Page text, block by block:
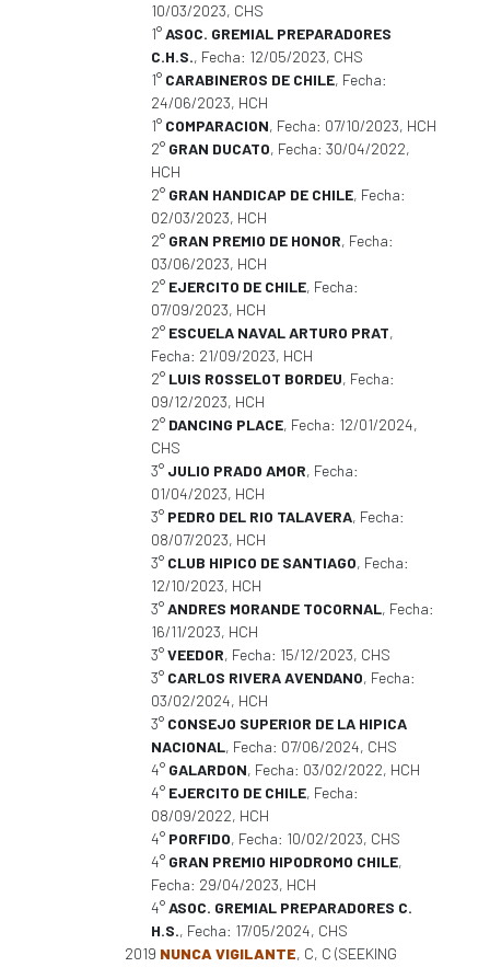
10/03/2023, CHS
1°ASOC. GREMIAL PREPARADORES
C.H.S., Fecha: 12/05/2023, CHS
1° CARABINEROS DE CHILE, Fecha:
24/06/2023, HCH
1° COMPARACION, Fecha: 07/10/2023, HCH
2° GRAN DUCATO, Fecha: 30/04/2022,
HCH
2° GRAN HANDICAP DE CHILE, Fecha:
02/03/2023, HCH
2° GRAN PREMIO DE HONOR, Fecha:
03/06/2023, HCH
2° EJERCITO DE CHILE, Fecha:
07/09/2023, HCH
2° ESCUELA NAVAL ARTURO PRAT,
Fecha: 21/09/2023, HCH
2° LUIS ROSSELOT BORDEU, Fecha:
09/12/2023, HCH
2° DANCING PLACE, Fecha: 12/01/2024,
CHS
3° JULIO PRADO AMOR, Fecha:
01/04/2023, HCH
3° PEDRO DEL RIO TALAVERA, Fecha:
08/07/2023, HCH
3° CLUB HIPICO DE SANTIAGO, Fecha:
12/10/2023, HCH
3°ANDRES MORANDE TOCORNAL, Fecha:
16/11/2023, HCH
3°VEEDOR, Fecha: 15/12/2023, CHS
3° CARLOS RIVERA AVENDANO, Fecha:
03/02/2024, HCH
3° CONSEJO SUPERIOR DE LA HIPICA
NACIONAL, Fecha: 07/06/2024, CHS
4° GALARDON, Fecha: 03/02/2022, HCH
4° EJERCITO DE CHILE, Fecha:
08/09/2022, HCH
4° PORFIDO, Fecha: 10/02/2023, CHS
4° GRAN PREMIO HIPODROMO CHILE,
Fecha: 29/04/2023, HCH
4°ASOC. GREMIAL PREPARADORES C.
H.S., Fecha: 17/05/2024, CHS
2019 NUNCA VIGILANTE, C, C (SEEKING